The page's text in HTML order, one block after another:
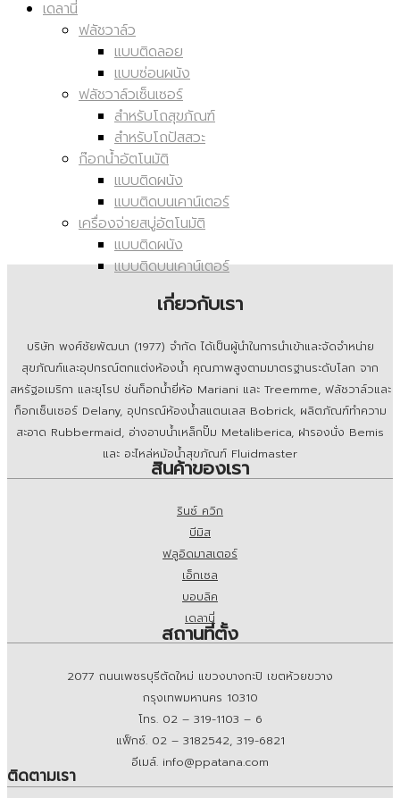
เดลานี่
ฟลัชวาล์ว
แบบติดลอย
แบบซ่อนผนัง
ฟลัชวาล์วเซ็นเซอร์
สำหรับโถสุขภัณฑ์
สำหรับโถปัสสวะ
ก๊อกน้ำอัตโนมัติ
แบบติดผนัง
แบบติดบนเคาน์เตอร์
เครื่องจ่ายสบู่อัตโนมัติ
แบบติดผนัง
แบบติดบนเคาน์เตอร์
บริษัท พงศ์ชัยพัฒนา (1977) จำกัด ได้เป็นผู้นำในการนำเข้าและจัดจำหน่าย
สุขภัณฑ์และอุปกรณ์ตกแต่งห้องน้ำ คุณภาพสูงตามมาตรฐานระดับโลก จาก
สหรัฐอเมริกา และยุโรป ช่นก็อกน้ำยี่ห้อ Mariani และ Treemme, ฟลัชวาล์วและ
ก็อกเซ็นเซอร์ Delany, อุปกรณ์ห้องน้ำสแตนเลส Bobrick, ผลิตภัณฑ์ทำความ
สะอาด Rubbermaid, อ่างอาบน้ำเหล็กปั๊ม Metaliberica, ฝารองนั่ง Bemis
และ อะไหล่หม้อน้ำสุขภัณฑ์ Fluidmaster
รินซ์ ควิก
บีมิส
ฟลูอิดมาสเตอร์
เอ็กเซล
บอบลิค
เดลานี่
2077 ถนนเพชรบุรีตัดใหม่ แขวงบางกะปิ เขตห้วยขวาง
กรุงเทพมหานคร 10310
โทร. 02 – 319-1103 – 6
แฟ็กซ์. 02 – 3182542, 319-6821
อีเมล์. info@ppatana.com